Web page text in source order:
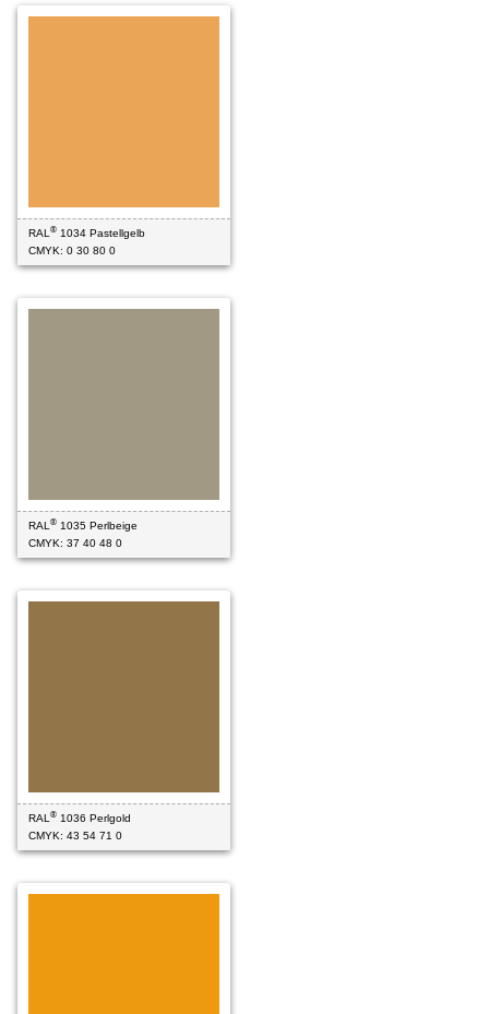
RAL® 1034 Pastellgelb
CMYK: 0 30 80 0
RAL® 1035 Perlbeige
CMYK: 37 40 48 0
RAL® 1036 Perlgold
CMYK: 43 54 71 0